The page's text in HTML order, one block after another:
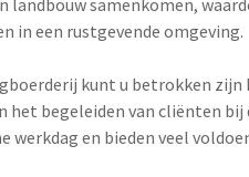
landbouw samenkomen,
in een rustgevende omgeving.
kunt u betrokken
het begeleiden van cliënten
werkdag en bieden veel